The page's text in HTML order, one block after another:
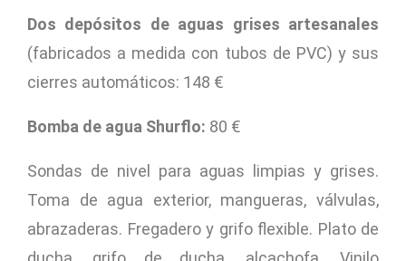
Dos depósitos de aguas grises artesanales
(fabricados a medida con tubos de PVC) y sus
cierres automáticos: 148 €
Bomba de agua Shurflo: 80 €
Sondas de nivel para aguas limpias y grises.
Toma de agua exterior, mangueras, válvulas,
abrazaderas. Fregadero y grifo flexible. Plato de